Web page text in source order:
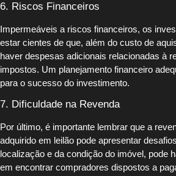
6. Riscos Financeiros
Impermeáveis a riscos financeiros, os
estar cientes de que, além do custo de
haver despesas adicionais relacionadas à
impostos. Um planejamento financeiro
para o sucesso do investimento.
7. Dificuldade na Revenda
Por último, é importante lembrar que a
adquirido em leilão pode apresentar
localização e da condição do imóvel, pode
em encontrar compradores dispostos a